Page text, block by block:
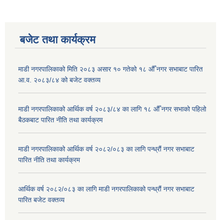
बजेट तथा कार्यक्रम
माडी नगरपालिकाको मिति २०८३ असार १० गतेको १८ औँ नगर सभाबाट पारित
आ.व. २०८३/८४ को बजेट वक्तव्य
माडी नगरपालिकाको आर्थिक वर्ष २०८३/८४ का लागि १८ औँ नगर सभाको पहिलो
बैठकबाट पारित नीति तथा कार्यक्रम
माडी नगरपालिकाको आर्थिक वर्ष २०८२/०८३ का लागि पन्ध्रौं नगर सभाबाट
पारित नीति तथा कार्यक्रम
आर्थिक वर्ष २०८२/०८३ का लागि माडी नगरपालिकाको पन्ध्रौं नगर सभाबाट
पारित बजेट वक्तव्य